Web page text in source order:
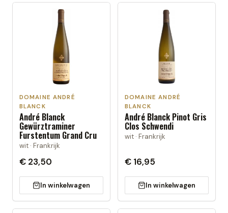
DOMAINE ANDRÉ
BLANCK
André Blanck
Gewürztraminer
Furstentum Grand Cru
wit · Frankrijk
€ 23,50
In winkelwagen
DOMAINE ANDRÉ
BLANCK
André Blanck Pinot Gris
Clos Schwendi
wit · Frankrijk
€ 16,95
In winkelwagen